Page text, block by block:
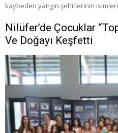
kaybeden yangın şehitlerinin
Nilüfer’de Çocuklar
Ve Doğayı Keşfetti